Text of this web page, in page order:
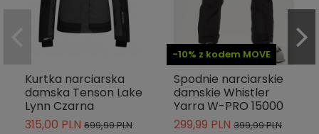
Kurtka narciarska
damska Tenson Lake
Lynn Czarna
315,00 PLN 699,99 PLN
-10% z kodem MOVE
Spodnie narciarskie
damskie Whistler
Yarra W-PRO 15000
299,99 PLN 399,99 PLN